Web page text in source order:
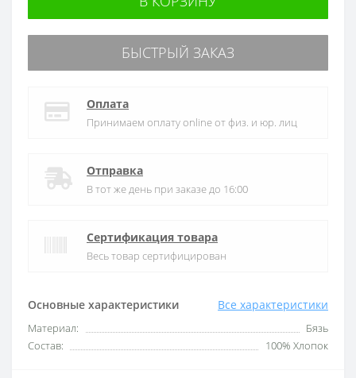
Основные характеристики Все характеристики
Материал:
Бязь
Состав:
100% Хлопок
БЫСТРЫЙ ЗАКАЗ
Оплата
Принимаем оплату online от физ. и юр. лиц
Отправка
В тот же день при заказе до 16:00
Сертификация товара
Весь товар сертифицирован